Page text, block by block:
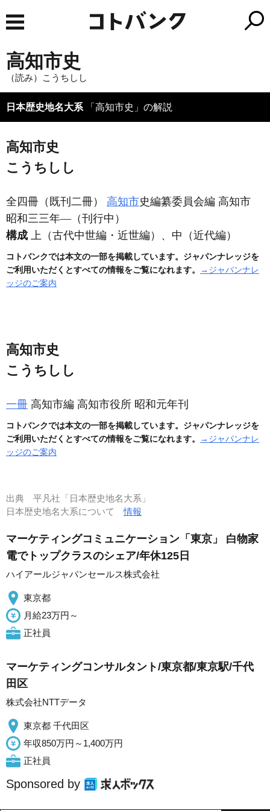
高知市史
（読み）こうちしし
日本歴史地名大系 「高知市史」の解説
高知市史
こうちしし
全四冊 （既刊二冊） 高知市史編纂委員会編 高知市
昭和三三年―（刊行中）
構成 上 （古代中世編・近世編） 、中 （近代編）
コトバンクでは本文の一部を掲載しています。ジャパンナレッジを
ご利用いただくとすべての情報をご覧になれます。
→ジャパンナレ
ッジのご案内
高知市史
こうちしし
一冊 高知市編 高知市役所 昭和元年刊
コトバンクでは本文の一部を掲載しています。ジャパンナレッジを
ご利用いただくとすべての情報をご覧になれます。
→ジャパンナレ
ッジのご案内
出典 平凡社「日本歴史地名大系」
日本歴史地名大系について情報
マーケティングコミュニケーション「東京」 白物家
電でトップクラスのシェア/年休125日
ハイアールジャパンセールス株式会社
東京都
月給23万円～
正社員
マーケティングコンサルタント/東京都/東京駅/千代
田区
株式会社NTTデータ
東京都 千代田区
年収850万円～1,400万円
正社員
Sponsored by